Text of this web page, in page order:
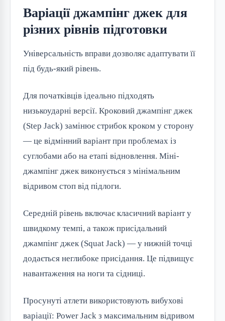
Варіації джампінг джек для
різних рівнів підготовки
Універсальність вправи дозволяє адаптувати її
під будь-який рівень.
Для початківців ідеально підходять
низькоударні версії. Кроковий джампінг джек
(Step Jack) замінює стрибок кроком у сторону
— це відмінний варіант при проблемах із
суглобами або на етапі відновлення. Міні-
джампінг джек виконується з мінімальним
відривом стоп від підлоги.
Середній рівень включає класичний варіант у
швидкому темпі, а також присідальний
джампінг джек (Squat Jack) — у нижній точці
додається неглибоке присідання. Це підвищує
навантаження на ноги та сідниці.
Просунуті атлети використовують вибухові
варіації: Power Jack з максимальним відривом